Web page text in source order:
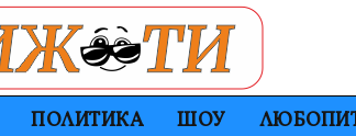
ПОЛИТИКА ШОУ